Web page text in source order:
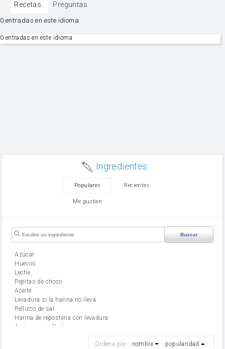
Recetas Preguntas
0 entradas en este idioma
0 entradas en este idioma
Ingredientes
Populares Recientes
Me gustan
Buscar
Azúcar
huevos
leche
Pepitas de choco
aceite
Levadura si la harina no lleva
Pellizco de sal
Harina de reposteria con levadura
Azúcar avainillado
Ordena por: nombre popularidad